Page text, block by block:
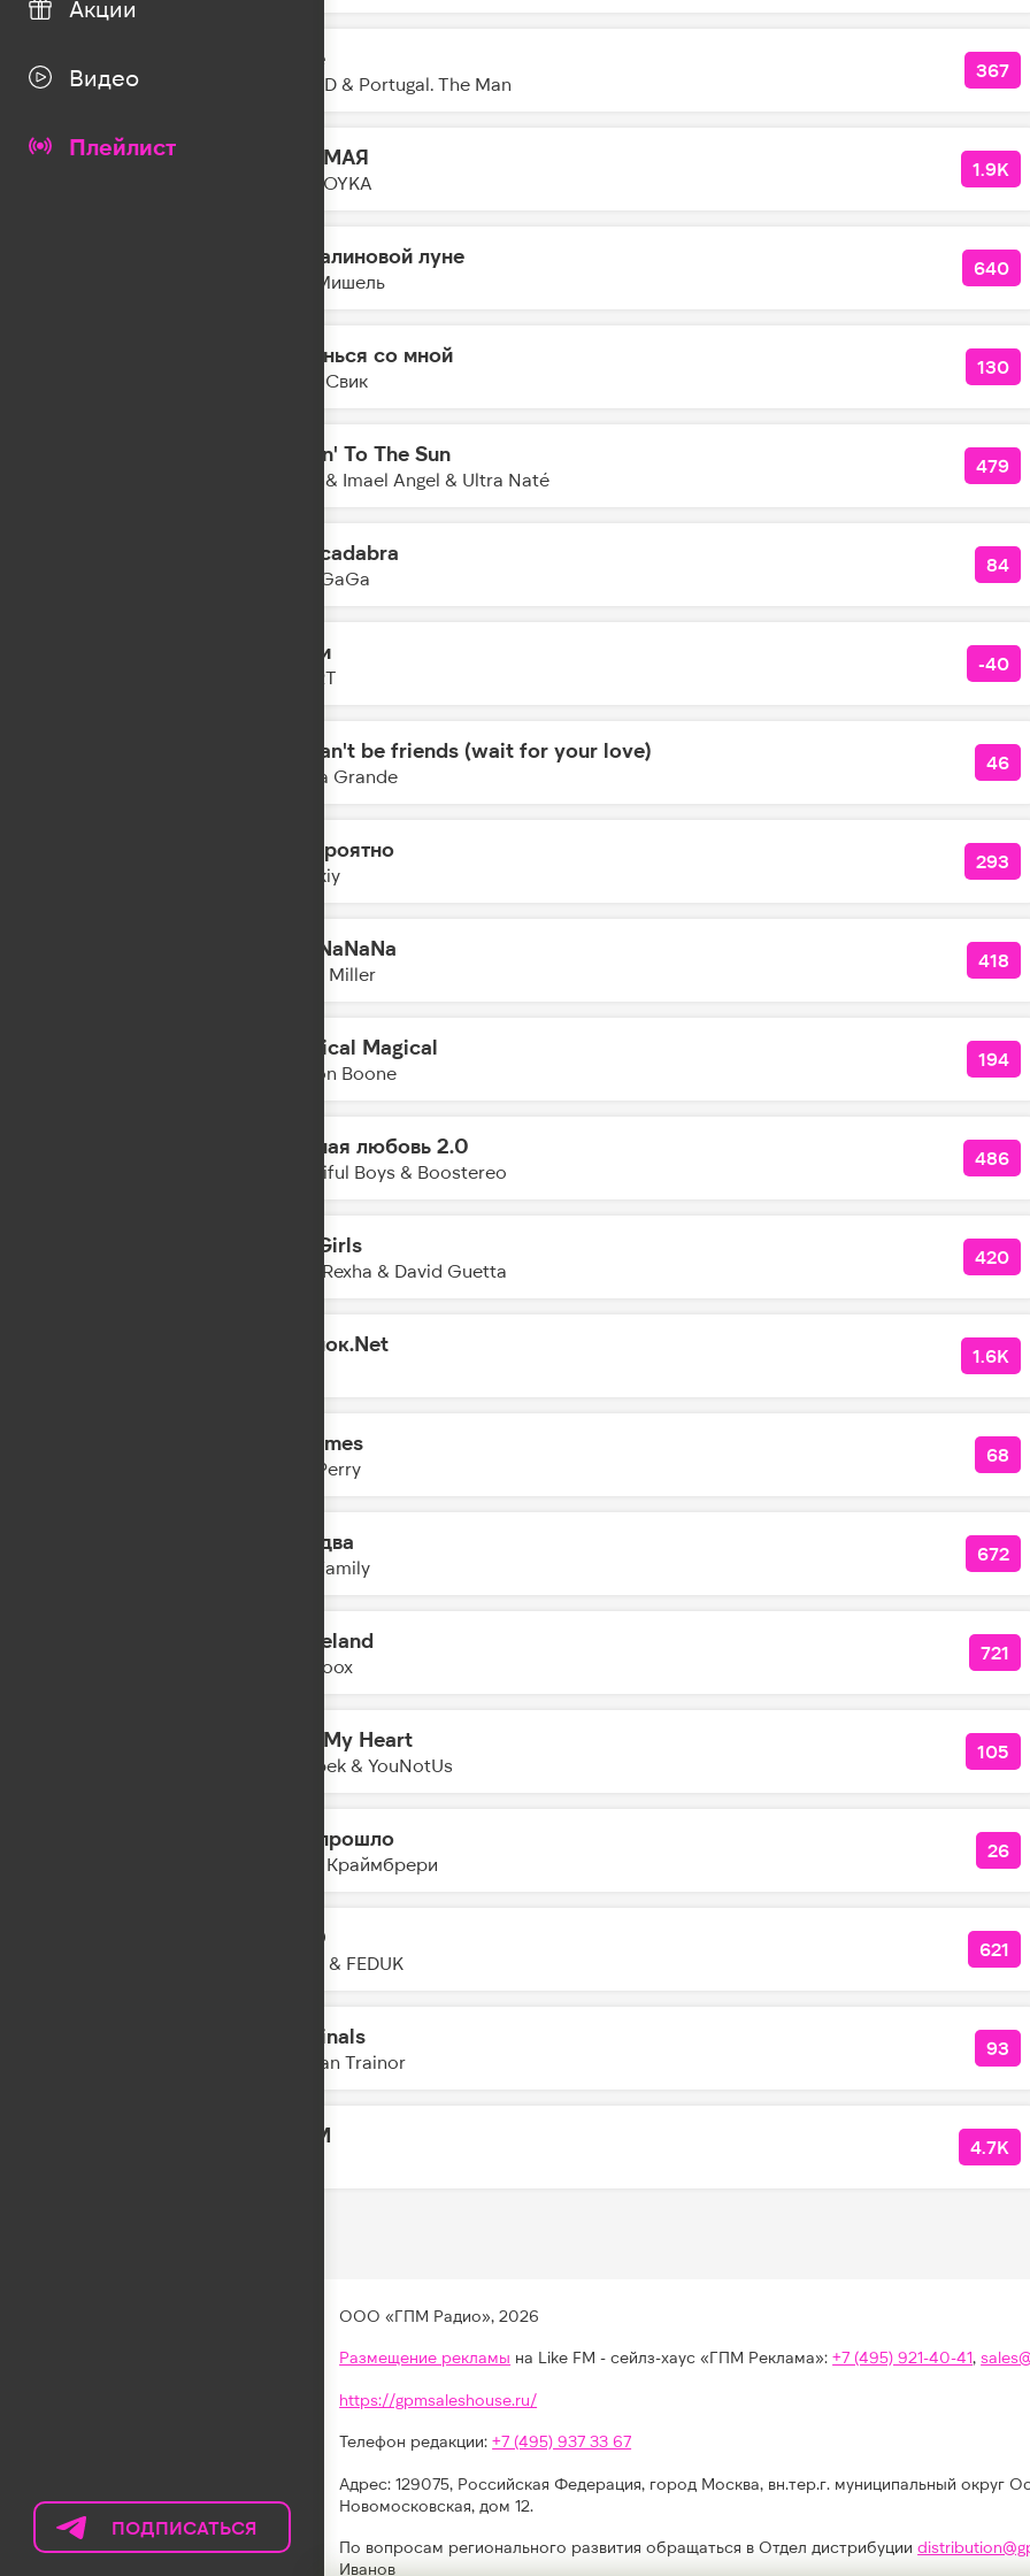
Акции
Видео
Плейлист
ПОДПИСАТЬСЯ
НА
05:06 Glide
NEIKED & Portugal. The Man
367
Я САМАЯ
MIA BOYKA
1.9K
На малиновой луне
Моя Мишель
640
Останься со мной
Лёша Свик
130
Movin' To The Sun
Hugel & Imael Angel & Ultra Naté
479
Abracadabra
Lady GaGa
84
мутки
ZIVERT
-40
we can't be friends (wait for your love)
Ariana Grande
46
Невероятно
Zvonkiy
293
Hey NaNaNa
Misha Miller
418
Mystical Magical
Benson Boone
194
Нежная любовь 2.0
Beautiful Boys & Boostereo
486
Sad Girls
Bebe Rexha & David Guetta
420
Одинок.Net 1.6K
Lifetimes
Katy Perry
68
Раз, два
5sta Family
672
Graceland
Yearboox
721
Heal My Heart
Imanbek & YouNotUs
105
Всё прошло
Мари Краймбрери
26
LETO
JONY & FEDUK
621
Criminals
Meghan Trainor
93
SWIM 4.7K
ООО «ГПМ Радио», 2026
Размещение рекламы на Like FM - сейлз-хаус «ГПМ Реклама»:+7 (495) 921-40-41,
https://gpmsaleshouse.ru/
Телефон редакции:+7 (495) 937 33 67
Адрес: 129075, Российская Федерация, город Москва, вн.тер.г. муниципальный округ
Новомосковская, дом 12.
По вопросам регионального развития обращаться в Отдел дистрибуции
Иванов